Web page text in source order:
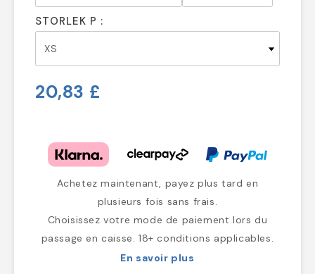
STORLEK P :
20,83 £
Achetez maintenant, payez plus tard en
plusieurs fois sans frais.
Choisissez votre mode de paiement lors du
passage en caisse. 18+ conditions applicables.
En savoir plus